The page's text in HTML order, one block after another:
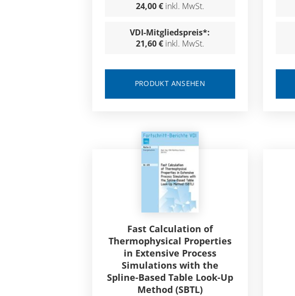
24,00 € inkl. MwSt.
VDI-Mitgliedspreis*:
21,60 € inkl. MwSt.
PRODUKT ANSEHEN
Fast Calculation of
Thermophysical Properties
in Extensive Process
Simulations with the
Spline-Based Table Look-Up
Method (SBTL)